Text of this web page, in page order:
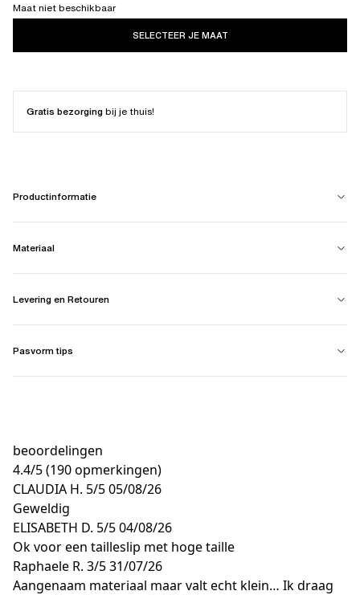
Maat niet beschikbaar
SELECTEER JE MAAT
Gratis bezorgingbij je thuis!
Productinformatie
Materiaal
Levering en Retouren
Pasvorm tips
beoordelingen
4.4/5(190 opmerkingen)
CLAUDIA H. 5/505/08/26
Geweldig
ELISABETH D. 5/504/08/26
Ok voor een tailleslip met hoge taille
Raphaele R. 3/531/07/26
Aangenaam materiaal maar valt echt klein… Ik draag